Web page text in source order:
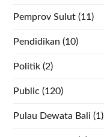
Pemprov Sulut (11)
Pendidikan (10)
Politik (2)
Public (120)
Pulau Dewata Bali (1)